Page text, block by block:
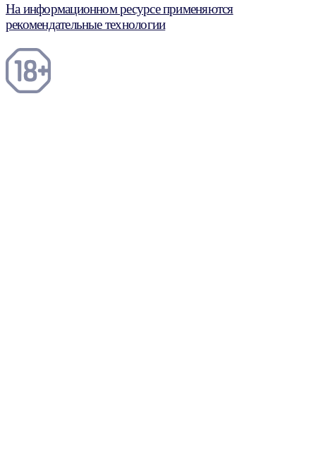
На информационном ресурсе применяются
рекомендательные технологии